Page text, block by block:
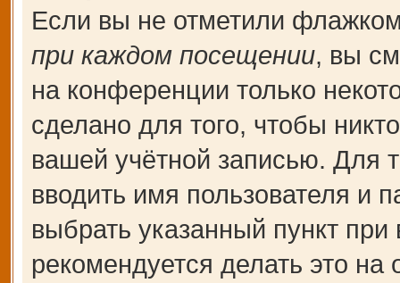
Если вы не отметили
при каждом посещении, вы
на конференции только
сделано для того, чтобы
вашей учётной записью. Для
вводить имя пользователя и
выбрать указанный пункт
рекомендуется делать это